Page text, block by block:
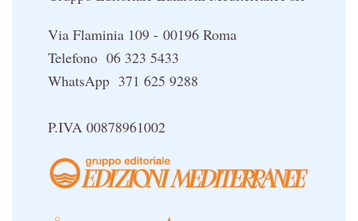
Simbolica Massonica
Un libro per Sempre
Via Flaminia 109 - 00196 Roma
Telefono 06 323 5433
WhatsApp 371 625 9288
P.IVA 00878961002